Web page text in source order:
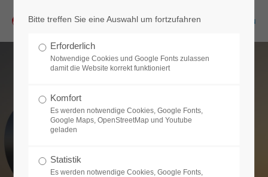
Menu
Bitte treffen Sie eine Auswahl um fortzufahren
Erforderlich
Notwendige Cookies und Google Fonts zulassen
damit die Website korrekt funktioniert
Komfort
Es werden notwendige Cookies, Google Fonts,
Google Maps, OpenStreetMap und Youtube
geladen
Statistik
Es werden notwendige Cookies, Google Fonts,